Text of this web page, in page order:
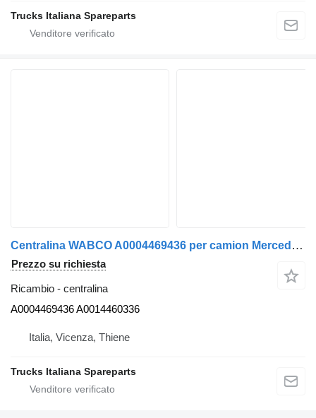
Trucks Italiana Spareparts
Centralina WABCO A0004469436 per camion Mercedes-Benz Actros euro 5 2008>2013
Prezzo su richiesta
Ricambio - centralina
A0004469436 A0014460336
Italia, Vicenza, Thiene
Trucks Italiana Spareparts